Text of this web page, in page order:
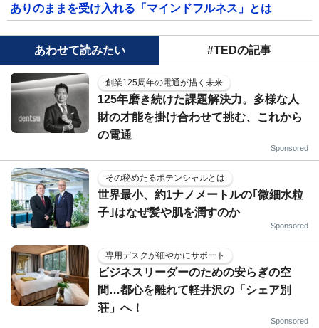
ありのままを受け入れる「マインドフルネス」とは
あわせて読みたい #TEDの記事
創業125周年の電通が描く未来
125年磨き続けた課題解決力。多様な人
財の才能を掛け合わせて挑む、これから
の電通
Sponsored
その秘めたるポテンシャルとは
世界最小、約1ナノメートルの｢微細水粒
子｣はなぜ髪や肌を潤すのか
Sponsored
専用デスクが細やかにサポート
ビジネスリーダーのための安らぎの空
間…都心を離れて軽井沢の「シェア別
荘」へ！
Sponsored